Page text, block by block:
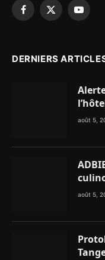
Facebook
X
DERNIERS
août 5,
août 5,